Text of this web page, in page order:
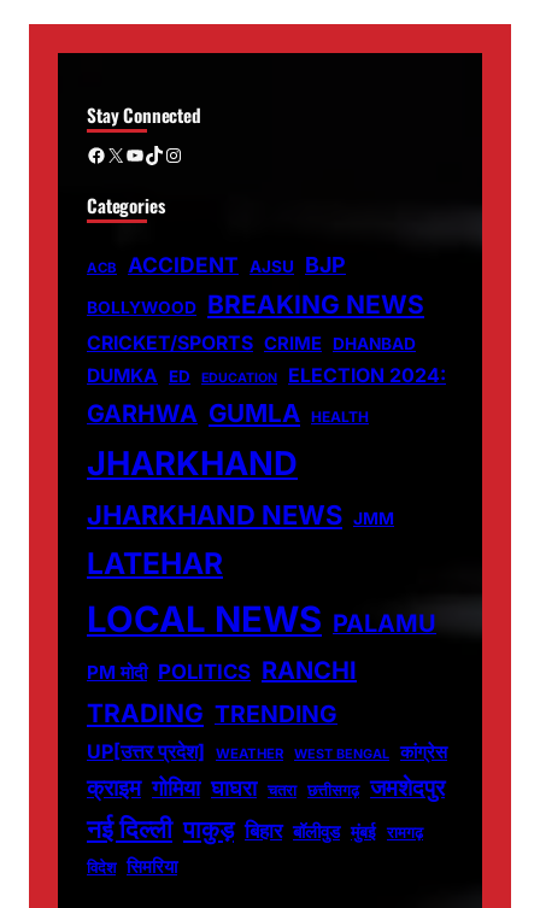
Stay Connected
Facebook X YouTube TikTok Instagram
Categories
ACB ACCIDENT AJSU BJP
BOLLYWOOD BREAKING NEWS
CRICKET/SPORTS CRIME DHANBAD
DUMKA ED EDUCATION ELECTION 2024:
GARHWA GUMLA HEALTH
JHARKHAND
JHARKHAND NEWS JMM
LATEHAR
LOCAL NEWS PALAMU
PM मोदी POLITICS RANCHI
TRADING TRENDING
UP[उत्तर प्रदेश] WEATHER WEST BENGAL कांग्रेस
क्राइम गोमिया घाघरा चतरा छत्तीसगढ़ जमशेदपुर
नई दिल्ली पाकुड़ बिहार बॉलीवुड मुंबई रामगढ़
विदेश सिमरिया